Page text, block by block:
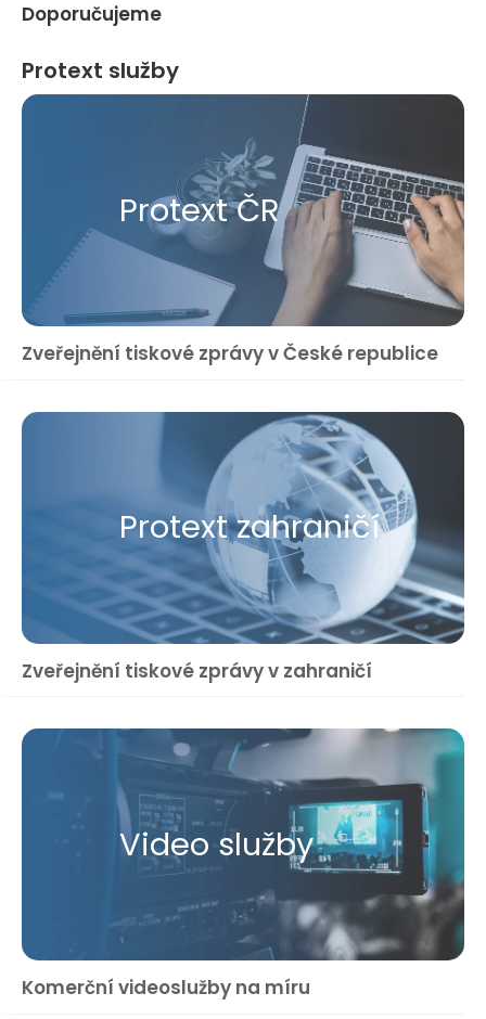
Doporučujeme
Protext služby
Protext ČR
Zveřejnění tiskové zprávy v České republice
Protext zahraničí
Zveřejnění tiskové zprávy v zahraničí
Video služby
Komerční videoslužby na míru